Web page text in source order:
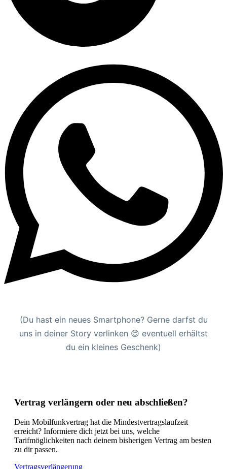
(Du hast ein neues Smartphone? Gerne darfst du
uns in deiner Story verlinken 😊 eventuell erhältst
du ein kleines Geschenk)
Vertrag verlängern oder neu abschließen?
Dein Mobilfunkvertrag hat die Mindestvertragslaufzeit
erreicht? Informiere dich jetzt bei uns, welche
Tarifmöglichkeiten nach deinem bisherigen Vertrag am besten
zu dir passen.
Vertragsverlängerung